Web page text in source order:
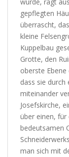
gepflegten
überrascht,
kleine
Kuppelbau
Grotte, den
oberste
dass sie durch
miteinander
Josefskirche,
über einen, für
bedeutsamen
man sich mit